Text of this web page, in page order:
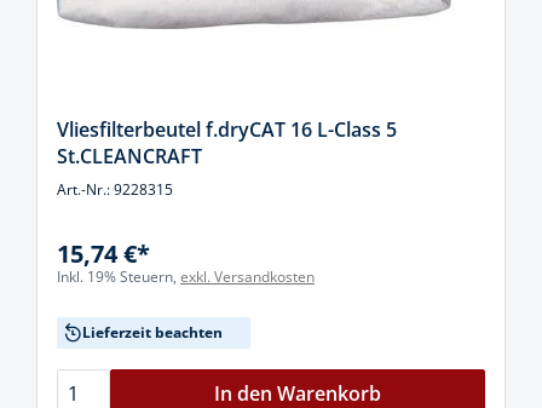
Vliesfilterbeutel f.dryCAT 16 L-Class 5
St.CLEANCRAFT
Art.-Nr.: 9228315
15,74 €*
Inkl. 19% Steuern, exkl. Versandkosten
Lieferzeit beachten
In den Warenkorb